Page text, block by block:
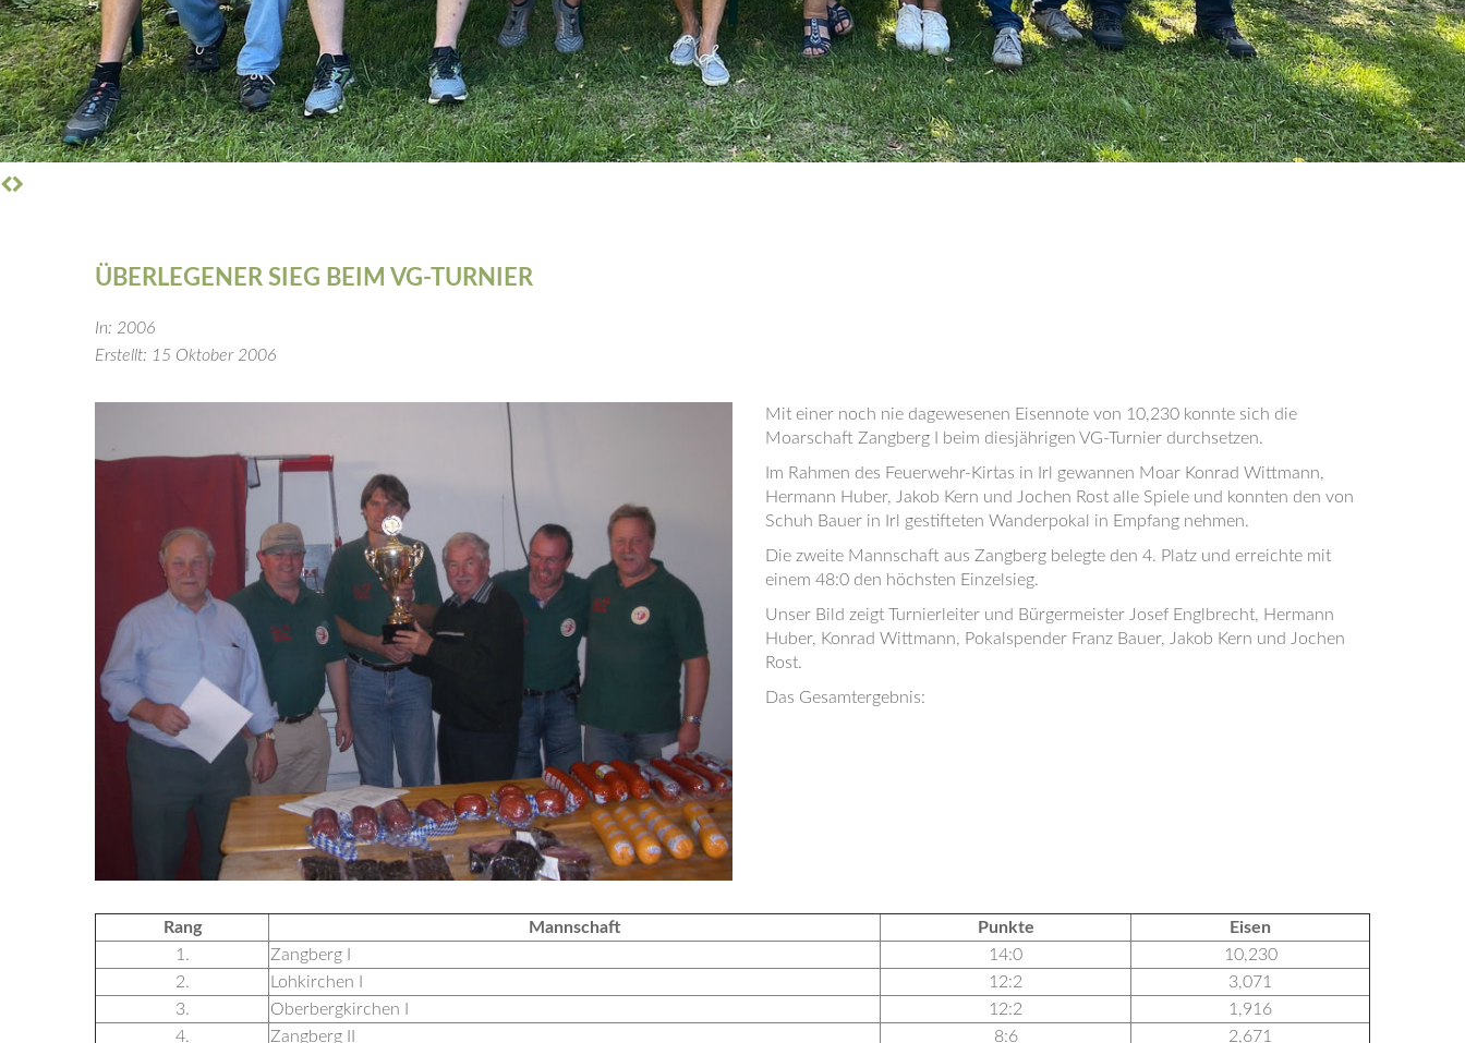
ÜBERLEGENER SIEG BEIM VG-TURNIER
In: 2006
Erstellt: 15 Oktober 2006
Mit einer noch nie dagewesenen Eisennote von 10,230 konnte sich die
Moarschaft Zangberg I beim diesjährigen VG-Turnier durchsetzen.
Im Rahmen des Feuerwehr-Kirtas in Irl gewannen Moar Konrad Wittmann,
Hermann Huber, Jakob Kern und Jochen Rost alle Spiele und konnten den von
Schuh Bauer in Irl gestifteten Wanderpokal in Empfang nehmen.
Die zweite Mannschaft aus Zangberg belegte den 4. Platz und erreichte mit
einem 48:0 den höchsten Einzelsieg.
Unser Bild zeigt Turnierleiter und Bürgermeister Josef Englbrecht, Hermann
Huber, Konrad Wittmann, Pokalspender Franz Bauer, Jakob Kern und Jochen
Rost.
Das Gesamtergebnis:
Rang Mannschaft Punkte
Eisen
1.
Zangberg I 14:0
10,230
2.
Lohkirchen I 12:2
3,071
3.
Oberbergkirchen I 12:2
1,916
4.
Zangberg II 8:6 2,671